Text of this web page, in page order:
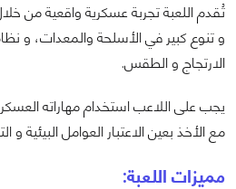
تُقدم اللعبة تجربة عسكرية واقعية من
و تنوع كبير في الأسلحة والمعدات، و
الارتجاج و الطقس.
يجب على اللاعب استخدام مهاراته
مع الأخذ بعين الاعتبار العوامل
مميزات اللعبة: